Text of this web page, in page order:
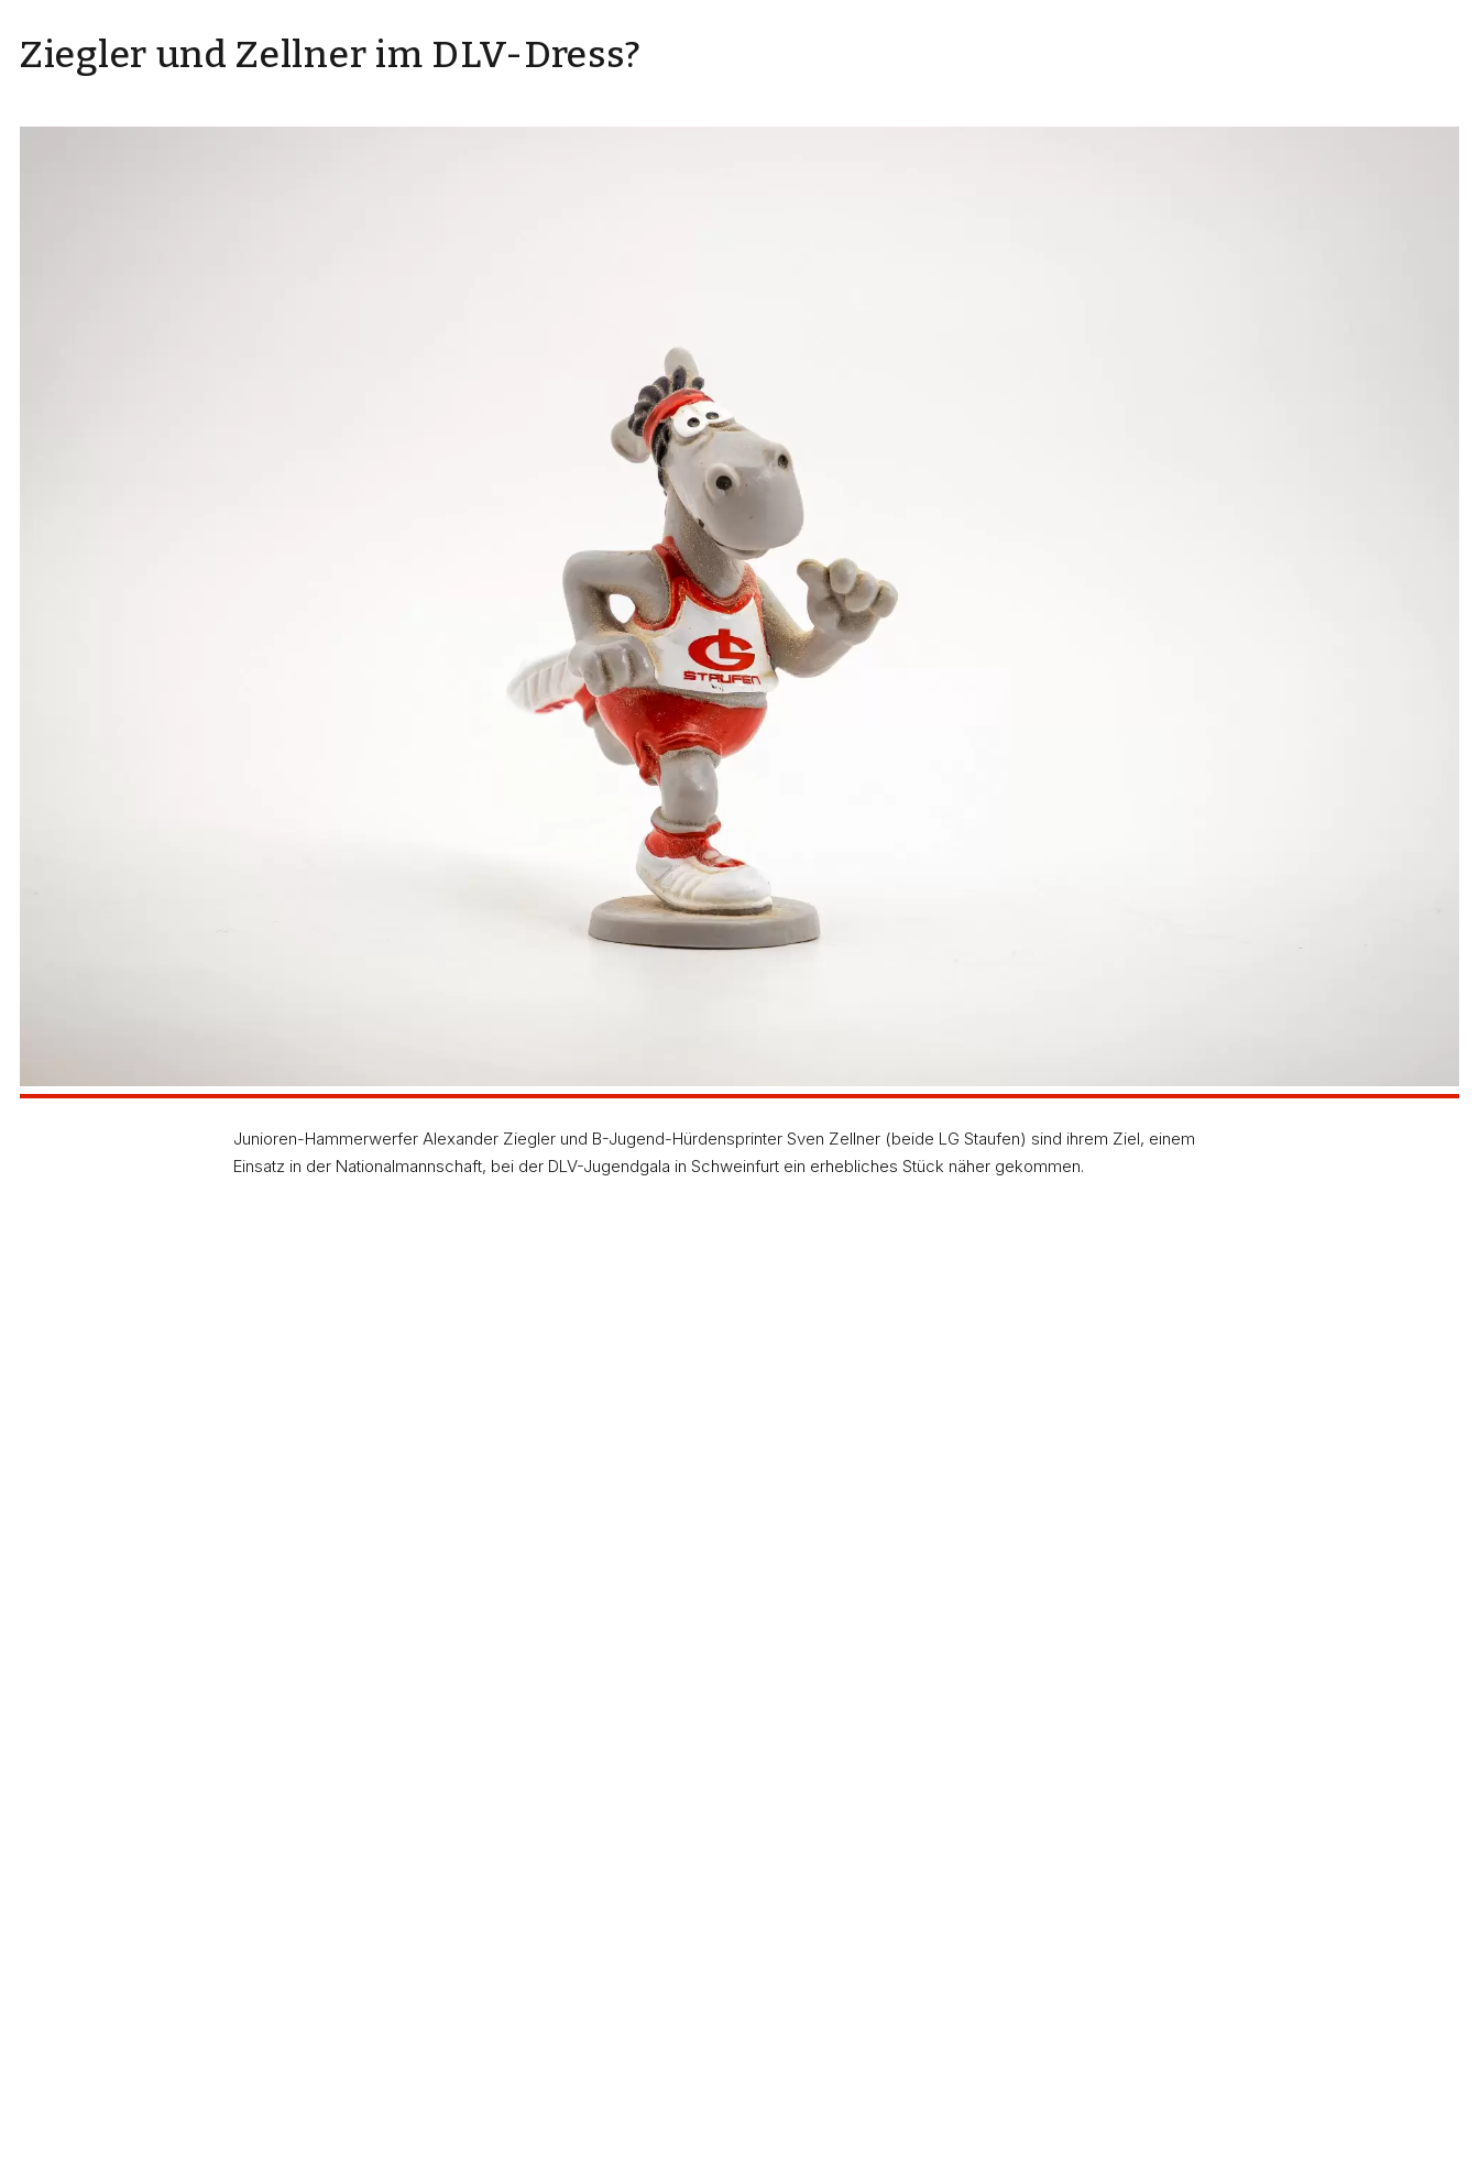
Ziegler und Zellner im DLV-Dress?
Junioren-Hammerwerfer Alexander Ziegler und B-Jugend-Hürdensprinter Sven Zellner (beide LG Staufen) sind ihrem Ziel, einem
Einsatz in der Nationalmannschaft, bei der DLV-Jugendgala in Schweinfurt ein erhebliches Stück näher gekommen.
Sven Zellner gewann seinen Vorlauf über 110 m Hürden mühelos in 14,00 Sekunden. Im Finale gab es auf den vorderen Plätzen dasselbe Resultat wie bei
den baden-württembergischen B-Jugend-Meisterschaften: Gregor Traber (LC VfB Friedrichshafen) siegte in hervorragenden 13,59 Sekunden vor Moritz
Riekert (TuS Metzingen) in 13,74 und Sven Zellner in 13,96 Sekunden. Da der Igginger schon in Ulm die U 18-WM-Norm von 13,90 Sekunden erfüllt hat,
könnte der DLV ihn für die B-Jugend-Weltmeisterschaft in Brixen oder alternativ für die Europäischen Olympischen Jugendspiele in Tampere nominieren.
Dasselbe trifft auf Lena Urbaniak (LG Filstal) zu, die das Kugelstoßen mit 14,38 m und den Diskuswurf mit 51,31 m beherrschte.
In einem Rahmenwettbewerb wurde in Schweinfurt eine weitere WM-Ausscheidung der besten deutschen Hammerwerfer durchgeführt. Dabei gewann
Sergey Litvinov (LG Eintracht Frankfurt) mit 75,23 m vor Benjamin Boruschewski (TSV Bayer 04 Leverkusen) mit 70,44 m und Alexander Ziegler, dessen
Gerät gleich im ersten Durchgang auf 70,24 m hinausflog. Der 21-Jährige übertraf damit zum wiederholten Mal die 70-Meter-Norm für die U 23-
Europameisterschaften in Kaunas, so dass der DLV kaum an ihm vorbeikommen dürfte.
Weniger Glück hatte Speerwerfer Patrick Hess (LG Staufen) bei der Internationalen Bauhaus-Juniorengala in Mannheim. Mit einer Bronchitis angetreten,
kam der amtierende baden-württembergische A-Jugend-Meister in seiner Altersklasse nicht über 62,22 m hinaus, was seinem wahren
Leistungsvermögen keineswegs entspricht. Der Wißgoldinger landete auf dem elften Rang, war damit jedoch immer noch fünftbester Deutscher in diesem